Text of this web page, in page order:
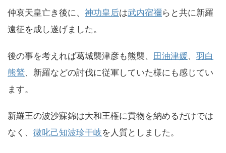
仲哀天皇亡き後に、 神功皇后は武内宿禰 らと共に新羅
遠征を成し遂げました。
後の事を考えれば葛城襲津彦も熊襲、 田油津媛、 羽白
熊鷲、新羅などの討伐に従軍していた様にも感じてい
ます。
新羅王の波沙寐錦は大和王権に貢物を納めるだけでは
なく、 微叱己知波珍干岐を人質としました。